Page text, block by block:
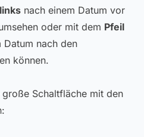
nach einem Datum vor
oder mit dem Pfeil
Datum nach den
können.
Schaltfläche mit den